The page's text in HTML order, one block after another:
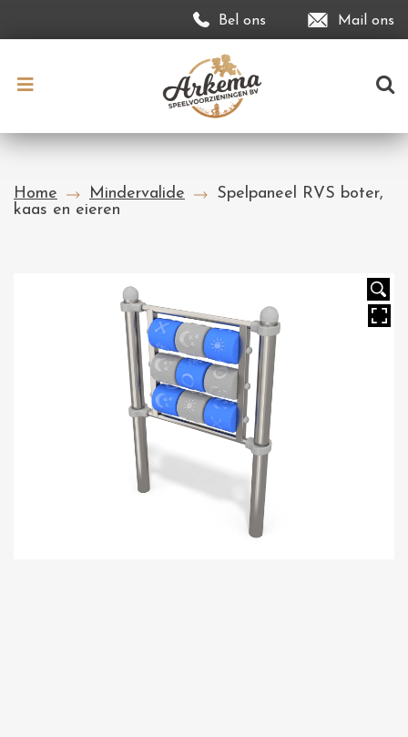
Bel ons Mail ons
Home Mindervalide
Spelpaneel RVS boter,
kaas en eieren